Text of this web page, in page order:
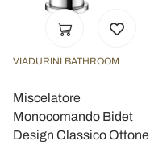
VIADURINI BATHROOM
Miscelatore
Monocomando Bidet
Design Classico Ottone